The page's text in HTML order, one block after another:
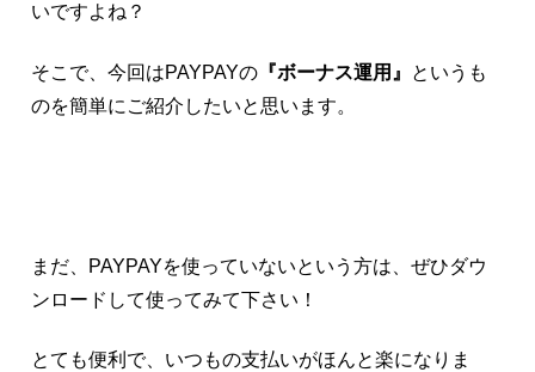
いですよね？
そこで、今回はPAYPAYの 『ボーナス運用』
というも
のを簡単にご紹介したいと思います。
まだ、PAYPAYを使っていないという方は、ぜひダウ
ンロードして使ってみて下さい！
とても便利で、いつもの支払いがほんと楽になりま